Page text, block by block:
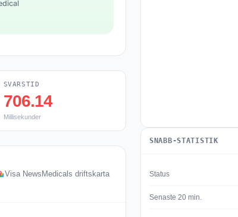
SVARSTID
706.14
Millisekunder
Visa NewsMedicals driftskarta
SNABB-STATISTIK
Status
Senaste 20 min.